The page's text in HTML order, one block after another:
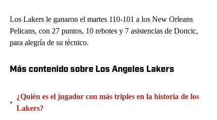
Los Lakers le ganaron el martes 110-101 a los New Orleans
Pelicans, con 27 puntos, 10 rebotes y 7 asistencias de Doncic,
para alegría de su técnico.
Más contenido sobre Los Angeles Lakers
•
¿Quién es el jugador con más triples en la historia de los
Lakers?